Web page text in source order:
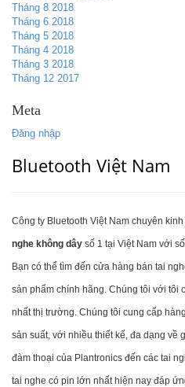
Tháng 8 2018
Tháng 6 2018
Tháng 5 2018
Tháng 4 2018
Tháng 3 2018
Tháng 12 2017
Meta
Đăng nhập
Bluetooth Việt Nam
Công ty Bluetooth Việt Nam chuyên
nghe không dây số 1 tại Việt Nam với
Bạn có thể tìm đến cửa hàng bán tai
sản phẩm chính hãng. Chúng tôi với tôi
nhất thị trường. Chúng tôi cung cấp
sản suất, với nhiều thiết kế, đa dạng về
đàm thoại của Plantronics đến các tai
tai nghe có pin lớn nhất hiện nay đáp